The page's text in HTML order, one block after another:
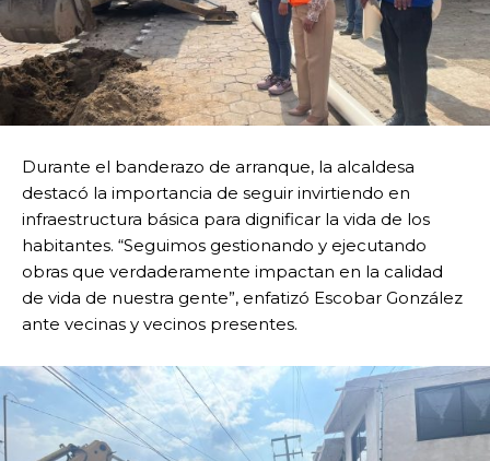
Durante el banderazo de arranque, la alcaldesa
destacó la importancia de seguir invirtiendo en
infraestructura básica para dignificar la vida de los
habitantes. “Seguimos gestionando y ejecutando
obras que verdaderamente impactan en la calidad
de vida de nuestra gente”, enfatizó Escobar González
ante vecinas y vecinos presentes.